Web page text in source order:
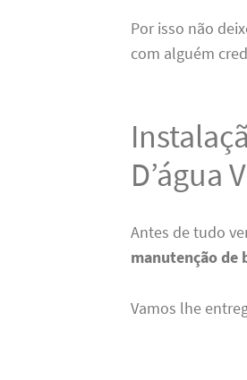
Por isso não
com alguém
D’água
Antes de tudo
manutenção de
Vamos lhe